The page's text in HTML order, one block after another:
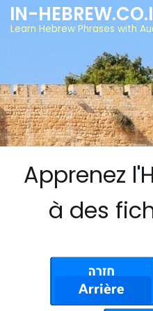
IN-
Learn Hebrew Phrases with
Apprenez
à des